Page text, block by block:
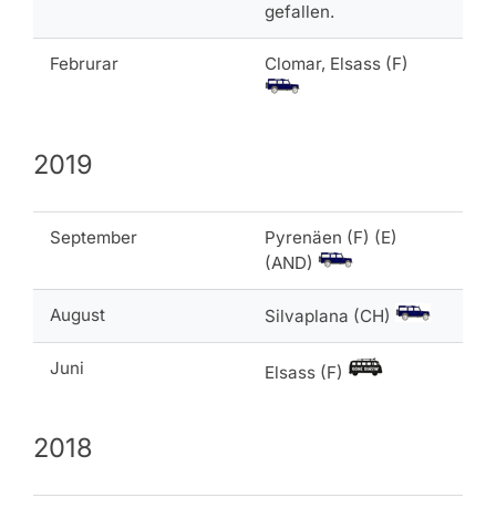
gefallen.
Februrar Clomar, Elsass (F)
2019
September
Pyrenäen (F) (E)
(AND)
August Silvaplana (CH)
Juni Elsass (F)
2018